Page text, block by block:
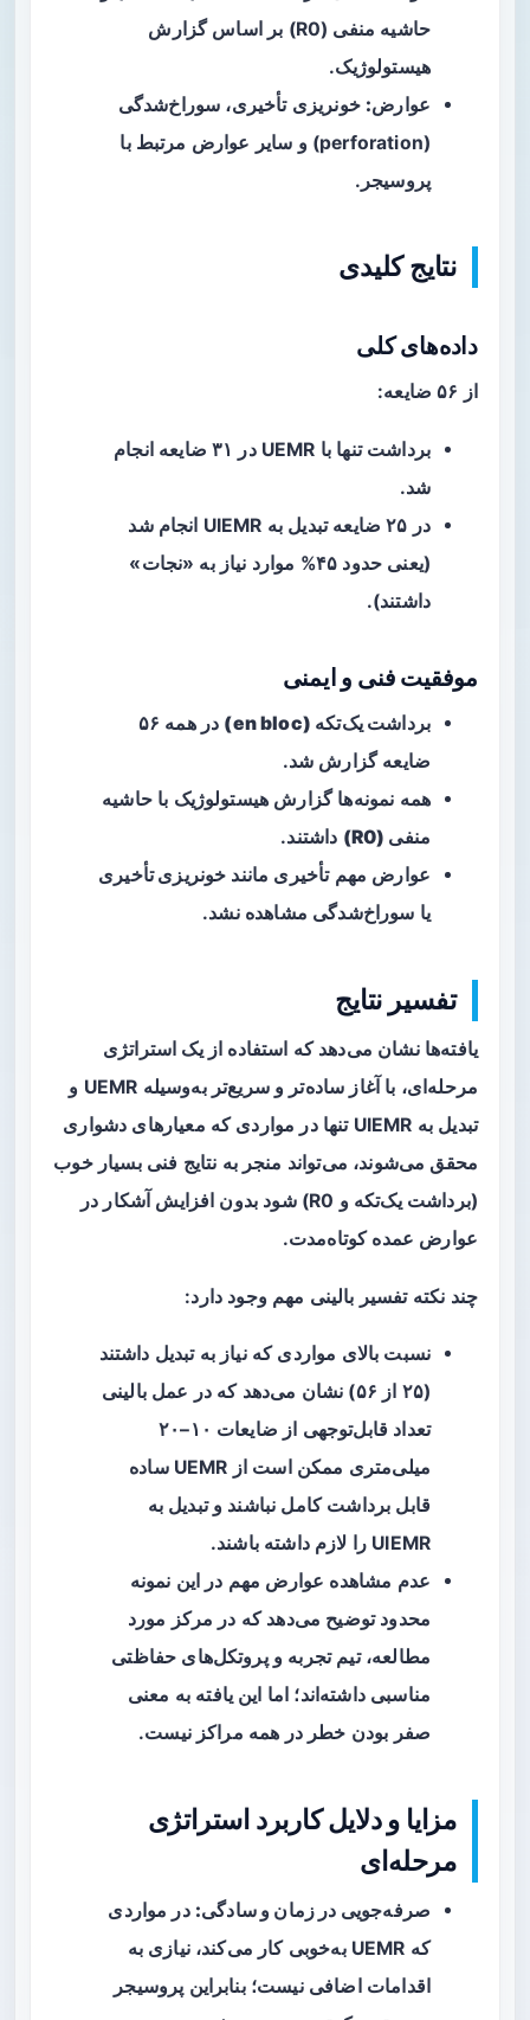
حاشیه منفی (R0) بر اساس گزارش
هیستولوژیک.
عوارض: خونریزی تأخیری، سوراخ‌شدگی
(perforation) و سایر عوارض مرتبط با
پروسیجر.
نتایج کلیدی
داده‌های کلی
از ۵۶ ضایعه:
برداشت تنها با UEMR در ۳۱ ضایعه انجام
شد.
در ۲۵ ضایعه تبدیل به UIEMR انجام شد
(یعنی حدود ۴۵% موارد نیاز به «نجات»
داشتند).
موفقیت فنی و ایمنی
برداشت یک‌تکه (en bloc)
در همه ۵۶
ضایعه گزارش شد.
همه نمونه‌ها گزارش هیستولوژیک باحاشیه
منفی (R0)
داشتند.
عوارض مهم تأخیری مانند خونریزی تأخیری
یا سوراخ‌شدگی مشاهده نشد.
تفسیر نتایج
یافته‌ها نشان می‌دهد که استفاده از یک استراتژی
مرحله‌ای، با آغاز ساده‌تر و سریع‌تر به‌وسیله UEMR و
تبدیل به UIEMR تنها در مواردی که معیارهای دشواری
محقق می‌شوند، می‌تواند منجر به نتایج فنی بسیار خوب
(برداشت یک‌تکه و R0) شود بدون افزایش آشکار در
عوارض عمده کوتاه‌مدت.
چند نکته تفسیر بالینی مهم وجود دارد:
نسبت بالای مواردی که نیاز به تبدیل داشتند
(۲۵ از ۵۶) نشان می‌دهد که در عمل بالینی
تعداد قابل‌توجهی از ضایعات ۱۰–۲۰
میلی‌متری ممکن است از UEMR ساده
قابل برداشت کامل نباشند و تبدیل به
UIEMR را لازم داشته باشند.
عدم مشاهده عوارض مهم در این نمونه
محدود توضیح می‌دهد که در مرکز مورد
مطالعه، تیم تجربه و پروتکل‌های حفاظتی
مناسبی داشته‌اند؛ اما این یافته به معنی
صفر بودن خطر در همه مراکز نیست.
مزایا و دلایل کاربرد استراتژی
مرحله‌ای
صرفه‌جویی در زمان و سادگی: در مواردی
که UEMR به‌خوبی کار می‌کند، نیازی به
اقدامات اضافی نیست؛ بنابراین پروسیجر